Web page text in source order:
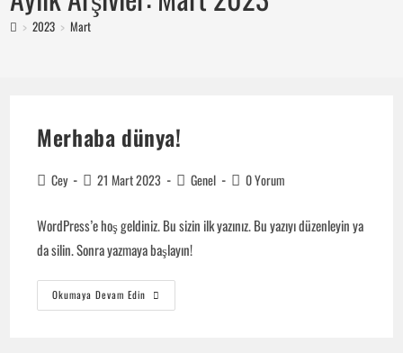
> 2023 > Mart
Merhaba dünya!
PostCey
Post21 Mart 2023
PostGenel
Post0 Yorum
WordPress’e hoş geldiniz. Bu sizin ilk yazınız. Bu yazıyı düzenleyin ya
da silin. Sonra yazmaya başlayın!
Okumaya Devam Edin Merhaba
Dünya!